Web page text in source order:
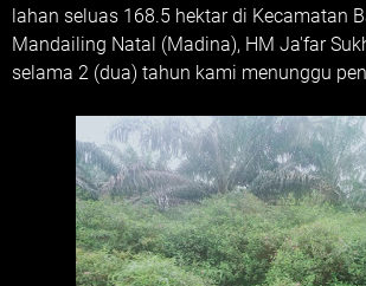
lahan seluas 168.5 hektar di Kecamatan
Mandailing Natal (Madina), HM Ja'far
selama 2 (dua) tahun kami menunggu